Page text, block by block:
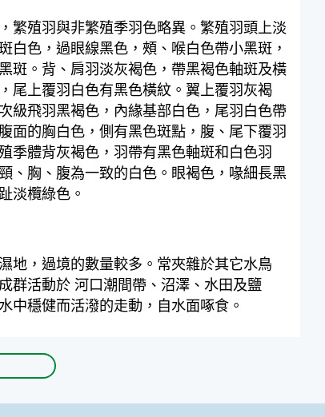
繁殖羽與非繁殖季羽色略異。繁殖羽頭上淡
白色，過眼線黑色，頰、喉白色帶小黑斑，
斑。背、肩羽淡灰褐色，帶黑褐色軸斑及橫
尾上覆羽白色有黑色橫紋。翼上覆羽灰褐
級飛羽黑褐色，內緣基部白色，尾羽白色帶
面的胸白色，側有黑色斑點，腹、尾下覆羽
季體背灰褐色，羽帶有黑色軸斑和白色羽
、胸、腹為一致的白色。眼褐色，喙細長黑
淡欖綠色。
地，過境的數量較多。常夾雜於其它水鳥
群活動於 河口潮間帶、沼澤、水田及鹽
中穩健而活潑的走動，自水面啄食。